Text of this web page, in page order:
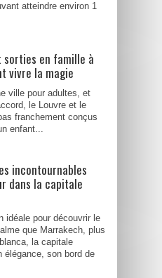
atteindre environ 1
sorties en famille à
vivre la magie
ville pour adultes, et
le Louvre et le
franchement conçus
enfant...
incontournables
dans la capitale
idéale pour découvrir le
que Marrakech, plus
la capitale
élégance, son bord de